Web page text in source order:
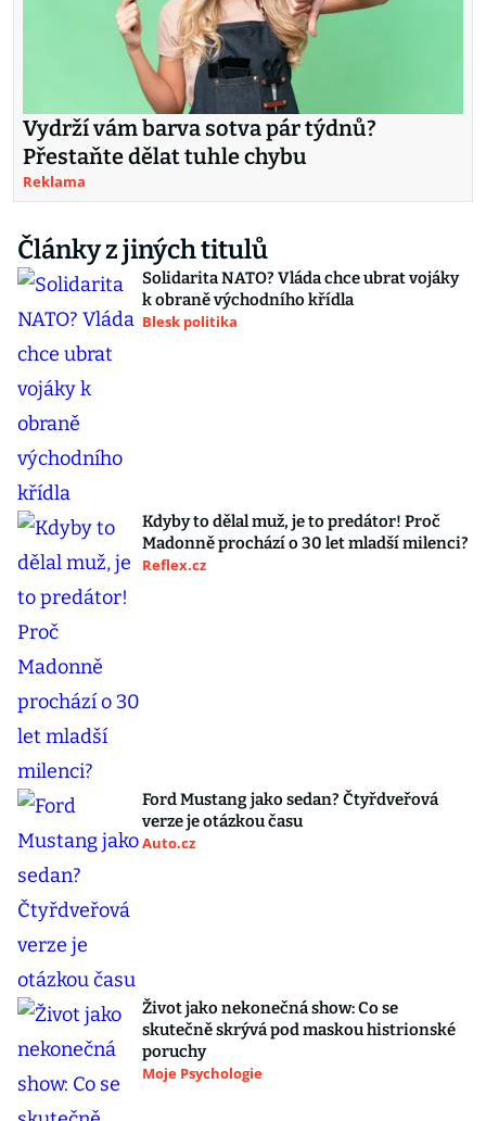
Vydrží vám barva sotva pár týdnů?
Přestaňte dělat tuhle chybu
Reklama
Články z jiných titulů
Solidarita NATO? Vláda chce ubrat vojáky
k obraně východního křídla
Blesk politika
Kdyby to dělal muž, je to predátor! Proč
Madonně prochází o 30 let mladší milenci?
Reflex.cz
Ford Mustang jako sedan? Čtyřdveřová
verze je otázkou času
Auto.cz
Život jako nekonečná show: Co se
skutečně skrývá pod maskou histrionské
poruchy
Moje Psychologie